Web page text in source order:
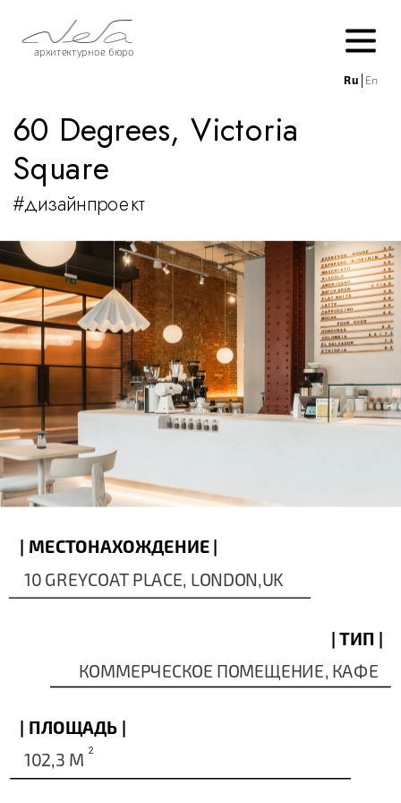
Ru│ En
60 Degrees, Victoria
Square
#дизайнпроект
| МЕСТОНАХОЖДЕНИЕ |
10 GREYCOAT PLACE, LONDON,UK
| ТИП |
КОММЕРЧЕСКОЕ ПОМЕЩЕНИЕ, КАФЕ
| ПЛОЩАДЬ |
2
102,3 M
архитектурное бюро